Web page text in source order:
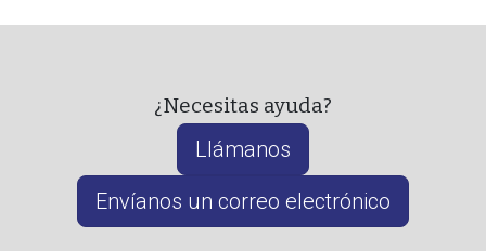
¿Necesitas ayuda?
Llámanos
Envíanos un correo electrónico